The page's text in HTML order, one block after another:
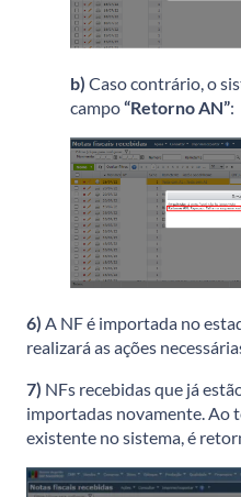
b) Caso contrário, o
campo“Retorno AN”:
6) A NF é importada no
realizará as ações
7) NFs recebidas que já
importadas novamente. Ao
existente no sistema, é